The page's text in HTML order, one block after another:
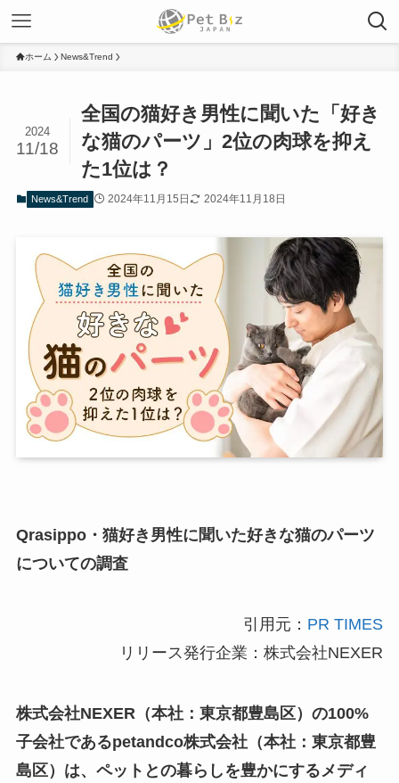
ホーム News&Trend
全国の猫好き男性に聞いた「好き
な猫のパーツ」2位の肉球を抑え
た1位は？
2024
11/18
News&Trend 2024年11月15日 2024年11月18日
Qrasippo・猫好き男性に聞いた好きな猫のパーツ
についての調査
引用元： PR TIMES
リリース発行企業：株式会社NEXER
株式会社NEXER（本社：東京都豊島区）の100%
子会社であるpetandco株式会社（本社：東京都豊
島区）は、ペットとの暮らしを豊かにするメディ